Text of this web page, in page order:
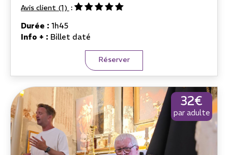
Avis client (1)
Durée : 1h45
Info + : Billet daté
Réserver
32€
par adulte